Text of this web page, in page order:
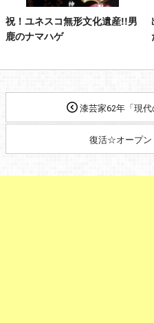
祝！ユネスコ無形文化遺産!!男
鹿のナマハゲ
漆芸家62年「現
復活☆オープン